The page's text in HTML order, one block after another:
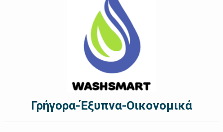
Γρήγορα-Έξυπνα-Οικονομικά